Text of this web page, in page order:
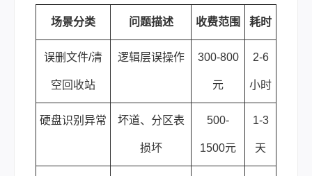
场景分类 问题描述 收费范围 耗时
误删文件/清
空回收站
逻辑层误操作 300-800
元
2-6
小时
硬盘识别异常 坏道、分区表
损坏
500-
1500元
1-3
天